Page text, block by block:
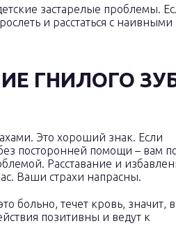
застарелые проблемы.
и расстаться с наивными
ГНИЛОГО
Это хороший знак. Если
посторонней помощи – вам
Расставание и
Ваши страхи напрасны.
больно, течет кровь, значит,
позитивны и ведут к